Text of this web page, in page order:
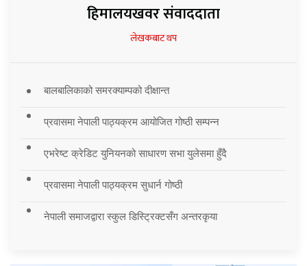
हिमालयखवर संवाददाता
लेखकबाट थप
बालबालिकाको समरक्याम्पको दीक्षान्त
प्रवासमा नेपाली पाठ्यक्रम आयोजित गोष्ठी सम्पन्न
एभरेष्ट क्रेडिट युनियनको साधारण सभा युलेसमा हुँदै
प्रवासमा नेपाली पाठ्यक्रम सुधार्न गोष्ठी
नेपाली समाजद्वारा स्कुल डिस्ट्रिक्टसँग अन्तरकृया